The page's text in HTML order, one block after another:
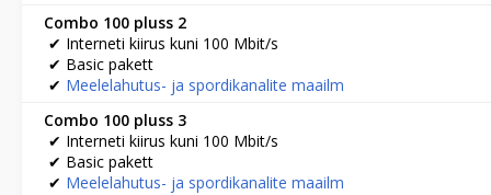
Combo 100 pluss 2
✔ Interneti kiirus kuni 100 Mbit/s
✔ Basic pakett
​ ✔ Meelelahutus- ja spordikanalite maailm
Combo 100 pluss 3
✔ Interneti kiirus kuni 100 Mbit/s
✔ Basic pakett
​ ✔ Meelelahutus- ja spordikanalite maailm